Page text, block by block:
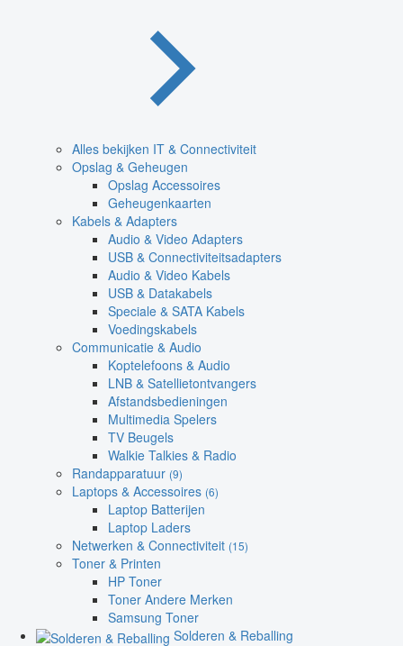
Alles bekijken IT & Connectiviteit
Opslag & Geheugen
Opslag Accessoires
Geheugenkaarten
Kabels & Adapters
Audio & Video Adapters
USB & Connectiviteitsadapters
Audio & Video Kabels
USB & Datakabels
Speciale & SATA Kabels
Voedingskabels
Communicatie & Audio
Koptelefoons & Audio
LNB & Satellietontvangers
Afstandsbedieningen
Multimedia Spelers
TV Beugels
Walkie Talkies & Radio
Randapparatuur (9)
Laptops & Accessoires (6)
Laptop Batterijen
Laptop Laders
Netwerken & Connectiviteit (15)
Toner & Printen
HP Toner
Toner Andere Merken
Samsung Toner
Solderen & Reballing